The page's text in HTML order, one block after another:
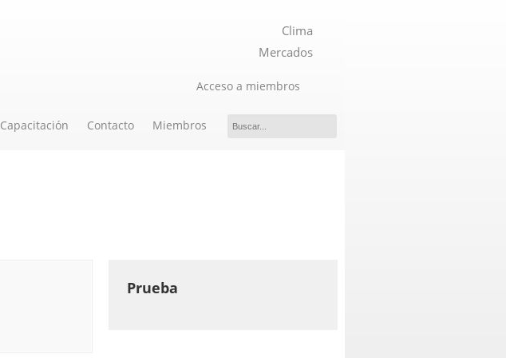
Clima
Mercados
Acceso a miembros
Capacitación Contacto Miembros
Prueba